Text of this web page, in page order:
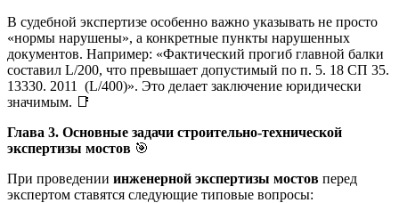
В судебной экспертизе особенно важно указывать не просто
«нормы нарушены», а конкретные пункты нарушенных
документов. Например: «Фактический прогиб главной балки
составил L/200, что превышает допустимый по п. 5. 18 СП 35.
13330. 2011 (L/400)». Это делает заключение юридически
значимым. 📑
Глава 3. Основные задачи строительно-технической
экспертизы мостов 🎯
При проведении инженерной экспертизы мостов перед
экспертом ставятся следующие типовые вопросы: